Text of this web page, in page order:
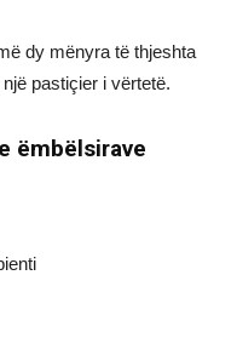
dy mënyra të thjeshta
pastiçier i vërtetë.
ëmbëlsirave